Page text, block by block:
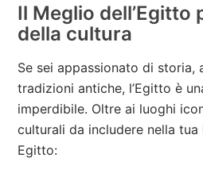
Il Meglio dell’Egitto
della cultura
Se sei appassionato di storia,
tradizioni antiche, l’Egitto è
imperdibile. Oltre ai luoghi
culturali da includere nella
Egitto: